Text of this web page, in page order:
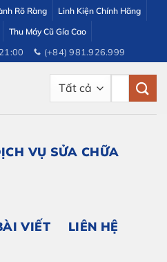
Rõ Ràng
Linh Kiện Chính Hãng
Thu Máy Cũ Gía Cao
(+84) 981.926.999
VỤ SỬA CHỮA
VIẾT LIÊN HỆ